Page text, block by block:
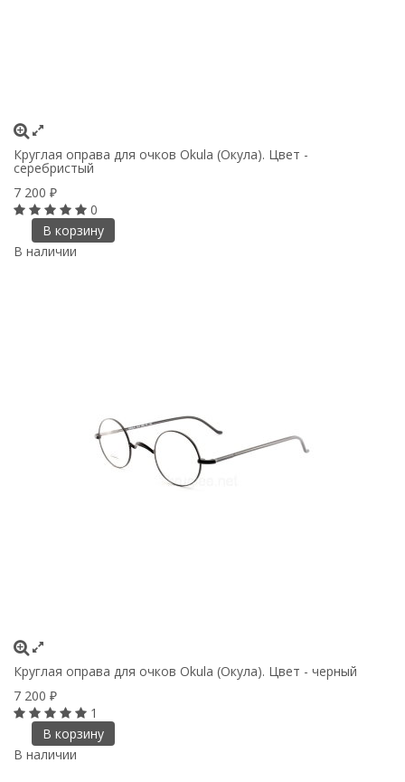
Круглая оправа для очков Okula (Окула). Цвет -
серебристый
7 200 ₽
0
В корзину
В наличии
Круглая оправа для очков Okula (Окула). Цвет - черный
7 200 ₽
1
В корзину
В наличии